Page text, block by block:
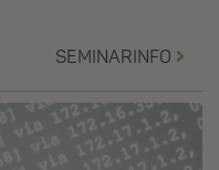
SEMINARINFO